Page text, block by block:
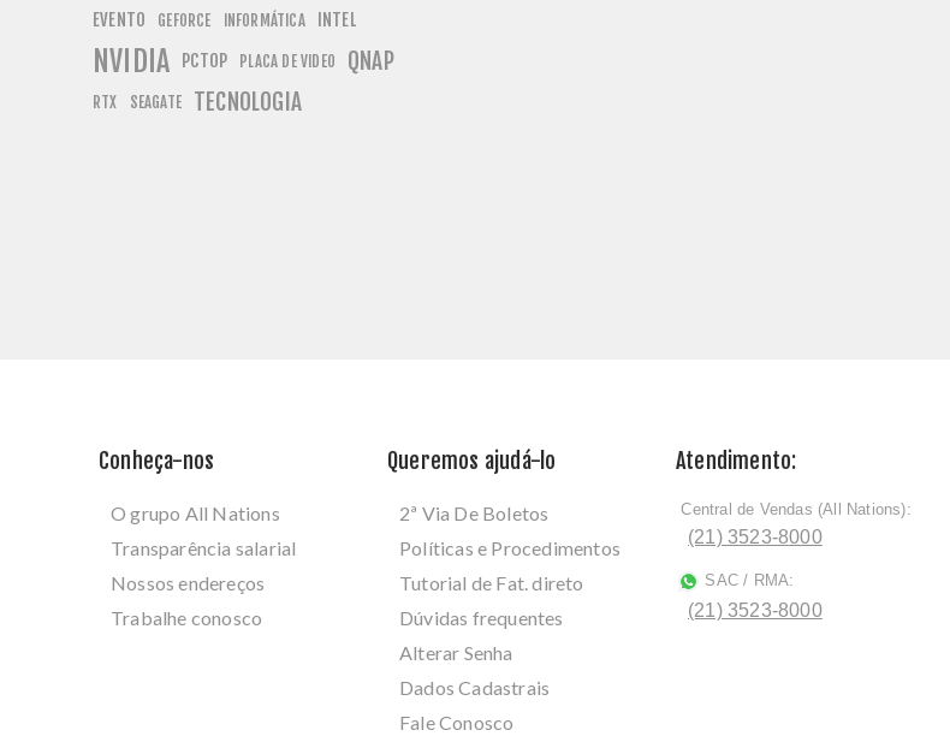
EVENTO
GEFORCE INFORMÁTICA INTEL
NVIDIA PCTOP PLACA DE VIDEO QNAP
RTX SEAGATE TECNOLOGIA
Conheça-nos
O grupo All Nations
Transparência salarial
Nossos endereços
Trabalhe conosco
Queremos ajudá-lo
2ª Via De Boletos
Políticas e Procedimentos
Tutorial de Fat. direto
Dúvidas frequentes
Alterar Senha
Dados Cadastrais
Fale Conosco
Atendimento:
ﾠCentral de Vendas (All Nations):
(21) 3523-8000
SAC / RMA:
(21) 3523-8000